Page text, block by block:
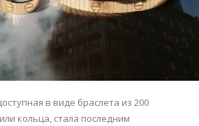
в виде браслета из 200
кольца, стала последним